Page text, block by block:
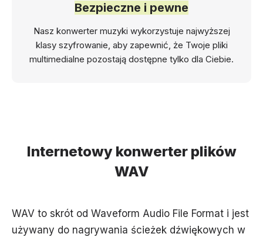
Bezpieczne i pewne
Nasz konwerter muzyki wykorzystuje najwyższej
klasy szyfrowanie, aby zapewnić, że Twoje pliki
multimedialne pozostają dostępne tylko dla Ciebie.
Internetowy konwerter plików
WAV
WAV to skrót od Waveform Audio File Format i jest
używany do nagrywania ścieżek dźwiękowych w